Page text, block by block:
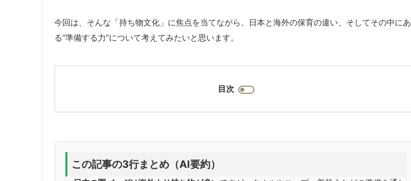
今回は、そんな「持ち物文化」に焦点を当てながら、日本と海外の保育の違い、そしてその中にあ
る“準備する力”について考えてみたいと思います。
目次
この記事の3行まとめ（AI要約）